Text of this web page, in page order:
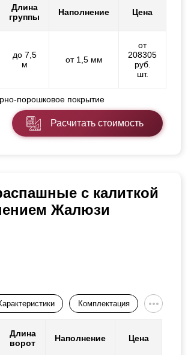
Длина
группы
Наполнение Цена
до 7,5
м
от 1,5 мм
от
208305
руб.
шт.
порошковое покрытие
Расчитать стоимость
с калиткой
Жалюзи
Комплектация
Длина
ворот
Наполнение Цена